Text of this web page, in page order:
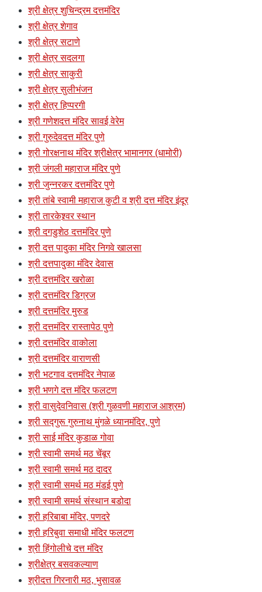
श्री क्षेत्र शुचिन्द्रम दत्तमंदिर
श्री क्षेत्र शेगाव
श्री क्षेत्र सटाणे
श्री क्षेत्र सदलगा
श्री क्षेत्र साकुरी
श्री क्षेत्र सुलीभंजन
श्री क्षेत्र हिप्परगी
श्री गणेशदत्त मंदिर सावई वेरेम
श्री गुरुदेवदत्त मंदिर पुणे
श्री गोरक्षनाथ मंदिर श्रीक्षेत्र भामानगर (धामोरी)
श्री जंगली महाराज मंदिर पुणे
श्री जुन्नरकर दत्तमंदिर पुणे
श्री तांबे स्वामी महाराज कुटी व श्री दत्त मंदिर इंदूर
श्री तारकेश्र्वर स्थान
श्री दगडुशेठ दत्तमंदिर पुणे
श्री दत्त पादुका मंदिर निगवे खालसा
श्री दत्तपादुका मंदिर देवास
श्री दत्तमंदिर खरोळा
श्री दत्तमंदिर डिग्रज
श्री दत्तमंदिर मुरुड
श्री दत्तमंदिर रास्तापेठ पुणे
श्री दत्तमंदिर वाकोला
श्री दत्तमंदिर वाराणसी
श्री भटगाव दत्तमंदिर नेपाळ
श्री भणगे दत्त मंदिर फलटण
श्री वासुदेवनिवास (श्री गुळवणी महाराज आश्रम)
श्री सद्गुरू गुरुनाथ मुंगळे ध्यानमंदिर, पुणे
श्री साई मंदिर कुडाळ गोवा
श्री स्वामी समर्थ मठ चेंबूर
श्री स्वामी समर्थ मठ दादर
श्री स्वामी समर्थ मठ मंडई पुणे
श्री स्वामी समर्थ संस्थान बडोदा
श्री हरिबाबा मंदिर, पणदरे
श्री हरिबुवा समाधी मंदिर फलटण
श्री हिंगोलीचे दत्त मंदिर
श्रीक्षेत्र बसवकल्याण
श्रीदत्त गिरनारी मठ, भुसावळ